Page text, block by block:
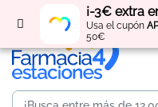
¡-3€ extra
Usa el cupón
50€
Regístratey